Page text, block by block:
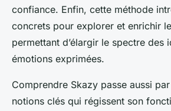
confiance. Enfin, cette méthode
concrets pour explorer et enrichir
permettant d’élargir le spectre des
émotions exprimées.
Comprendre Skazy passe aussi
notions clés qui régissent son